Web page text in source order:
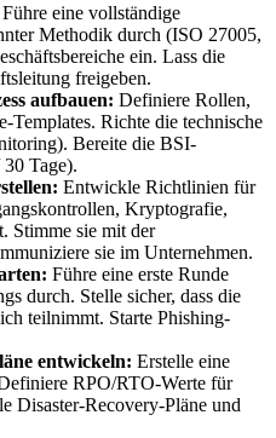
Führe eine vollständige
Methodik durch (ISO 27005,
ein. Lass die
freigeben.
aufbauen: Definiere Rollen,
Templates. Richte die technische
Bereite die BSI-
Tage).
Entwickle Richtlinien für
Kryptografie,
Stimme sie mit der
sie im Unternehmen.
Führe eine erste Runde
durch. Stelle sicher, dass die
teilnimmt. Starte Phishing-
entwickeln: Erstelle eine
RPO/RTO-Werte für
Disaster-Recovery-Pläne und